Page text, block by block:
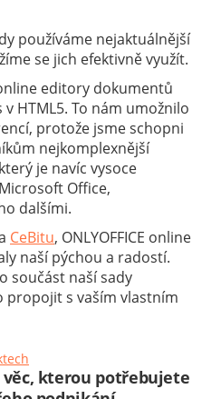
používáme nejaktuálnější
se jich efektivně využít.
editory dokumentů
HTML5. To nám umožnilo
protože jsme schopni
nejkomplexnější
je navíc vysoce
Office,
dalšími.
CeBitu, ONLYOFFICE online
naší pýchou a radostí.
součást naší sady
s vaším vlastním
věc, kterou potřebujete